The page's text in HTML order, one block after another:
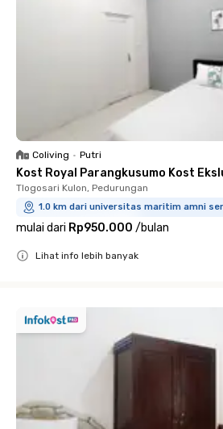
Coliving • Putri
Kost Royal Parangkusumo Kost
Tlogosari Kulon, Pedurungan
1.0 km dari universitas maritim amni
mulai dari Rp950.000 /bulan
Lihat info lebih banyak